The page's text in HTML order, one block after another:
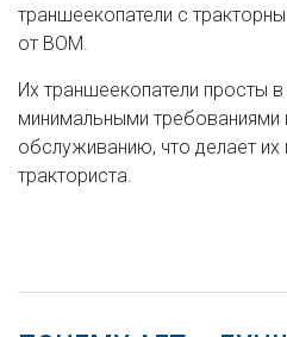
траншеекопатели с
от ВОМ.
Их траншеекопатели просты в
минимальными требованиями
обслуживанию, что делает
тракториста.